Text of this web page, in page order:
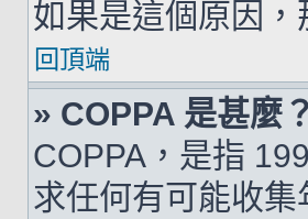
如果是這個原因
回頂端
» COPPA 是甚麼？
COPPA，是指
求任何有可能收